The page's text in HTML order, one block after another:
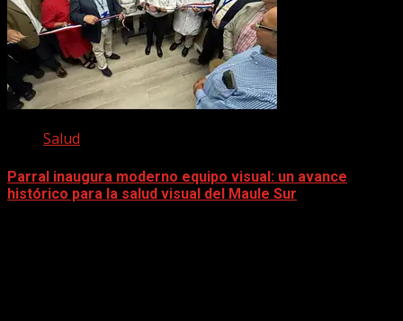
Salud
Parral inaugura moderno equipo visual: un avance
histórico para la salud visual del Maule Sur